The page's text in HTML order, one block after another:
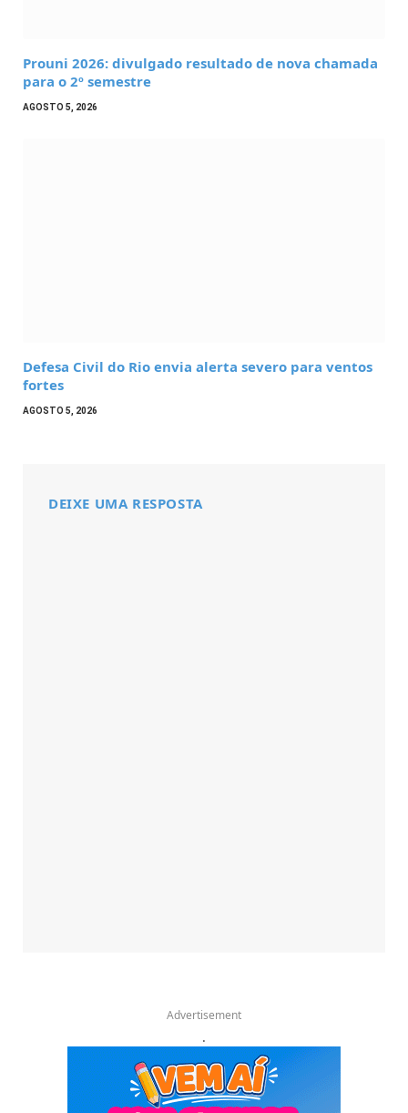
Prouni 2026: divulgado resultado de nova chamada
para o 2º semestre
AGOSTO 5, 2026
Defesa Civil do Rio envia alerta severo para ventos
fortes
AGOSTO 5, 2026
DEIXE UMA RESPOSTA
Advertisement
.